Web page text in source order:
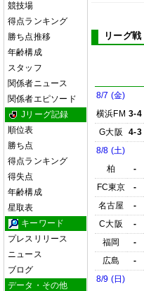
競技場
得点ランキング
勝ち点推移
年齢構成
スタッフ
関係者ニュース
関係者エピソード
Jリーグ記録
順位表
勝ち点
得点ランキング
得失点
年齢構成
星取表
キーワード
プレスリリース
ニュース
ブログ
データ・その他
リーグ戦
8/7 (金)
横浜FM 3-4
G大阪
4-3
8/8 (土)
柏
-
FC東京
-
名古屋
-
C大阪
-
福岡
-
広島
-
8/9 (日)